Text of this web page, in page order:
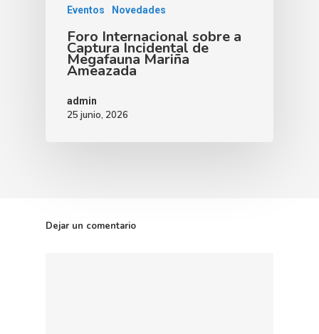
Eventos Novedades
Foro Internacional sobre a
Captura Incidental de
Megafauna Mariña
Ameazada
admin
25 junio, 2026
Dejar un comentario